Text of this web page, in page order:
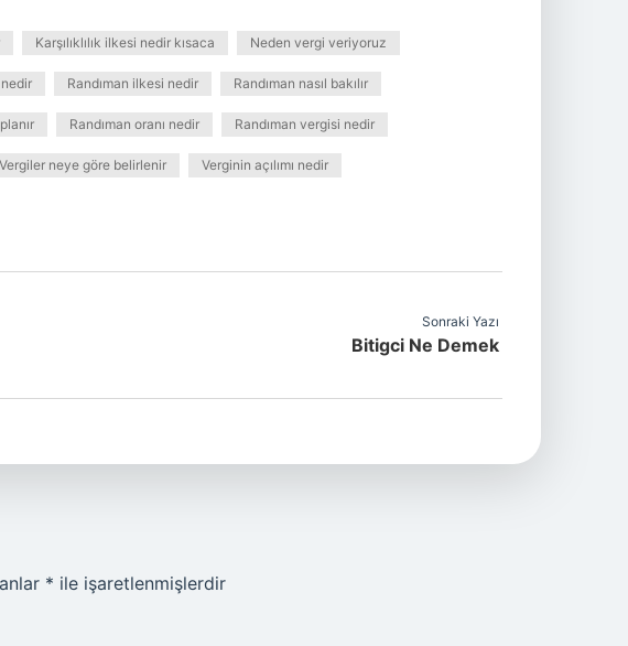
Karşılıklılık ilkesi nedir kısaca Neden vergi veriyoruz
Randıman ilkesi nedir Randıman nasıl bakılır
Randıman oranı nedir Randıman vergisi nedir
Vergiler neye göre belirlenir Verginin açılımı nedir
Sonraki Yazı
Bitigci Ne Demek
* ile işaretlenmişlerdir